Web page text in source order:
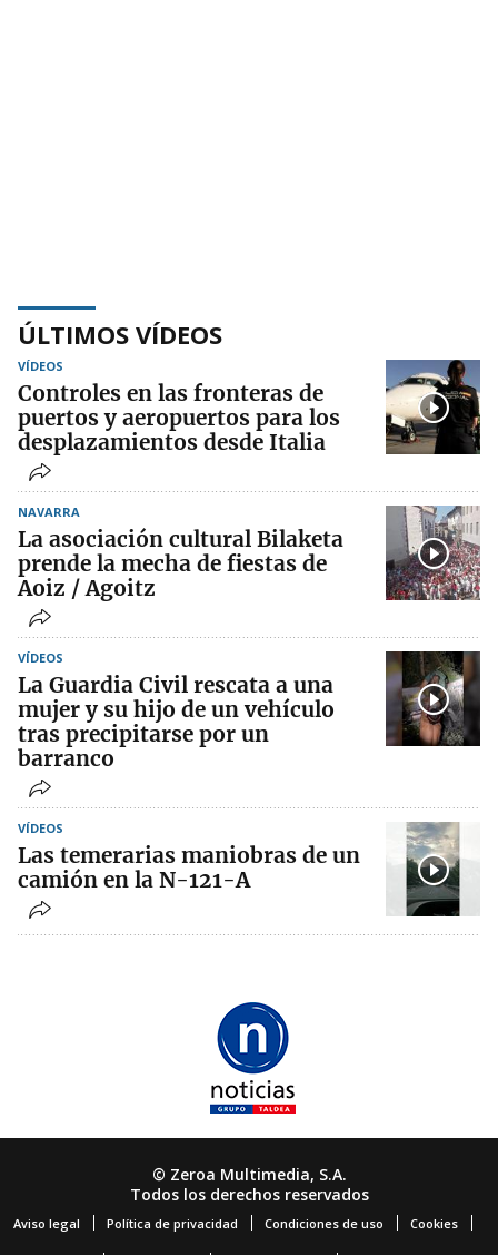
ÚLTIMOS VÍDEOS
VÍDEOS
Controles en las fronteras de
puertos y aeropuertos para los
desplazamientos desde Italia
NAVARRA
La asociación cultural Bilaketa
prende la mecha de fiestas de
Aoiz / Agoitz
VÍDEOS
La Guardia Civil rescata a una
mujer y su hijo de un vehículo
tras precipitarse por un
barranco
VÍDEOS
Las temerarias maniobras de un
camión en la N-121-A
© Zeroa Multimedia, S.A.
Todos los derechos reservados
Aviso legal Política de privacidad Condiciones de uso Cookies